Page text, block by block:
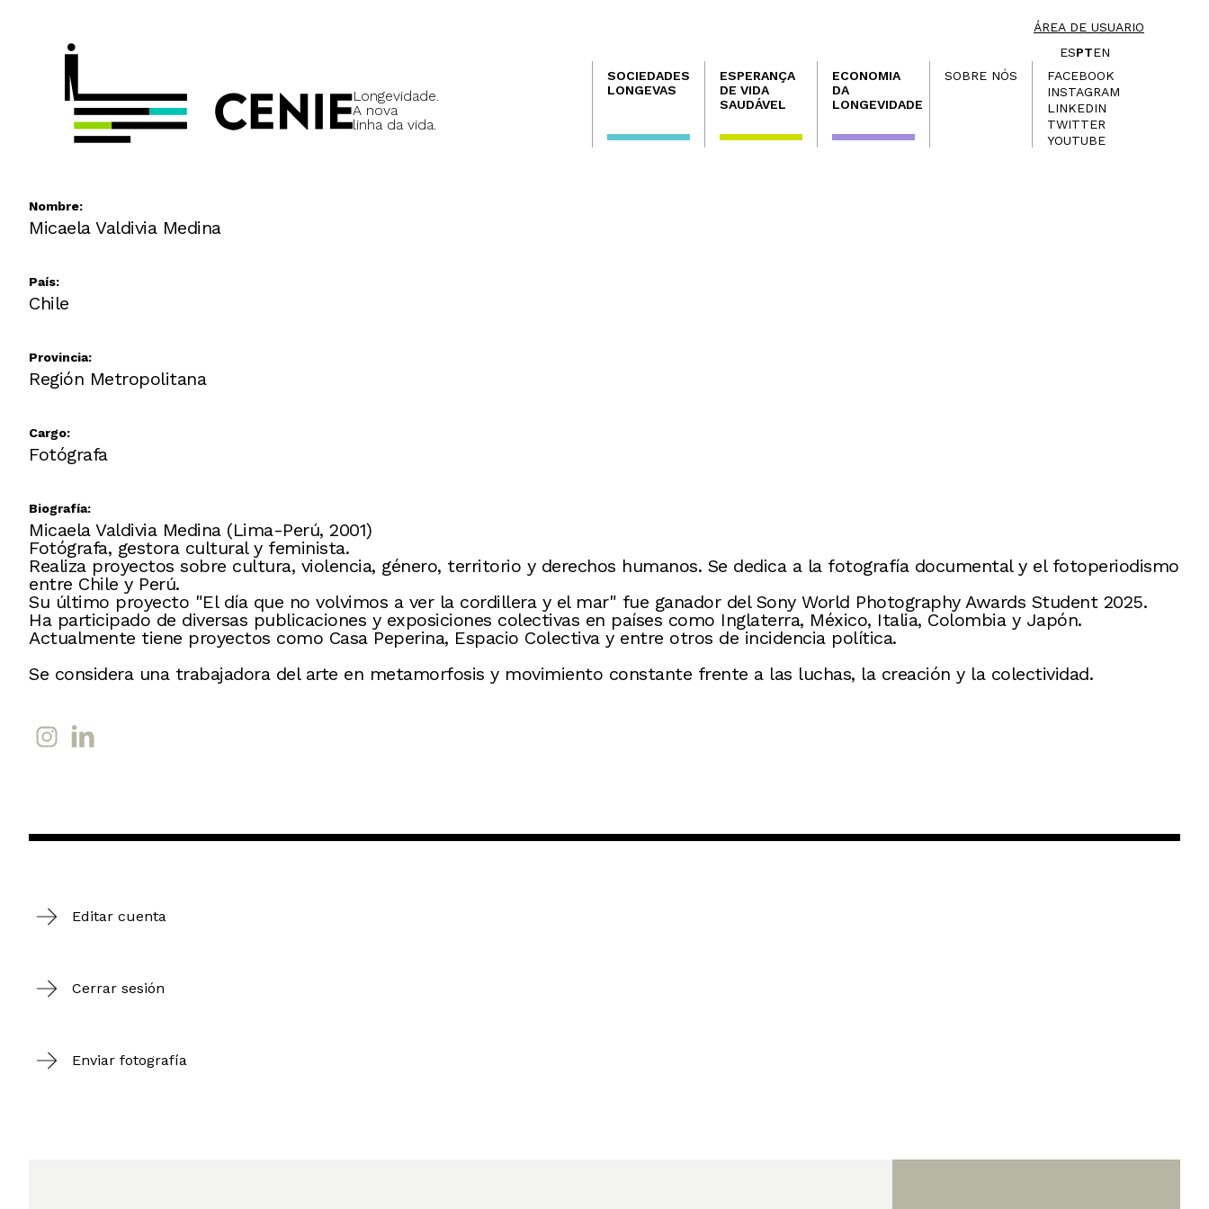
ÁREA DE USUARIO
Longevidade.
A nova
linha da vida.
ESPTEN
Navegación
principal
SOCIEDADES
LONGEVAS
ESPERANÇA
DE VIDA
SAUDÁVEL
ECONOMIA
DA
LONGEVIDADE
SOBRE NÓS
FACEBOOK
INSTAGRAM
LINKEDIN
TWITTER
YOUTUBE
Nombre:
Micaela Valdivia Medina
País:
Chile
Provincia:
Región Metropolitana
Cargo:
Fotógrafa
Biografía:
Micaela Valdivia Medina (Lima-Perú, 2001)
Fotógrafa, gestora cultural y feminista.
Realiza proyectos sobre cultura, violencia, género, territorio y derechos humanos. Se dedica a la fotografía documental y el fotoperiodismo
entre Chile y Perú.
Su último proyecto "El día que no volvimos a ver la cordillera y el mar" fue ganador del Sony World Photography Awards Student 2025.
Ha participado de diversas publicaciones y exposiciones colectivas en países como Inglaterra, México, Italia, Colombia y Japón.
Actualmente tiene proyectos como Casa Peperina, Espacio Colectiva y entre otros de incidencia política.
Se considera una trabajadora del arte en metamorfosis y movimiento constante frente a las luchas, la creación y la colectividad.
Editar cuenta
Cerrar sesión
Enviar fotografía